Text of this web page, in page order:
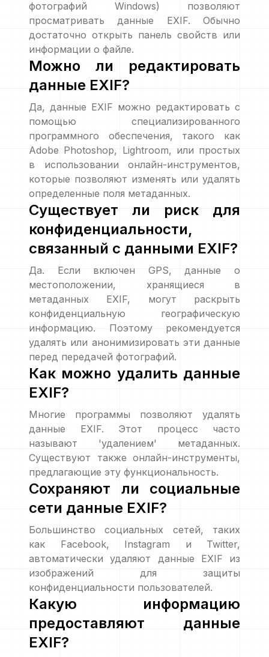
фотографий Windows) позволяют
просматривать данные EXIF. Обычно
достаточно открыть панель свойств или
информации о файле.
Можно ли редактировать
данные EXIF?
Да, данные EXIF можно редактировать с
помощью специализированного
программного обеспечения, такого как
Adobe Photoshop, Lightroom, или простых
в использовании онлайн-инструментов,
которые позволяют изменять или удалять
определенные поля метаданных.
Существует ли риск для
конфиденциальности,
связанный с данными EXIF?
Да. Если включен GPS, данные о
местоположении, хранящиеся в
метаданных EXIF, могут раскрыть
конфиденциальную географическую
информацию. Поэтому рекомендуется
удалять или анонимизировать эти данные
перед передачей фотографий.
Как можно удалить данные
EXIF?
Многие программы позволяют удалять
данные EXIF. Этот процесс часто
называют 'удалением' метаданных.
Существуют также онлайн-инструменты,
предлагающие эту функциональность.
Сохраняют ли социальные
сети данные EXIF?
Большинство социальных сетей, таких
как Facebook, Instagram и Twitter,
автоматически удаляют данные EXIF из
изображений для защиты
конфиденциальности пользователей.
Какую информацию
предоставляют данные
EXIF?